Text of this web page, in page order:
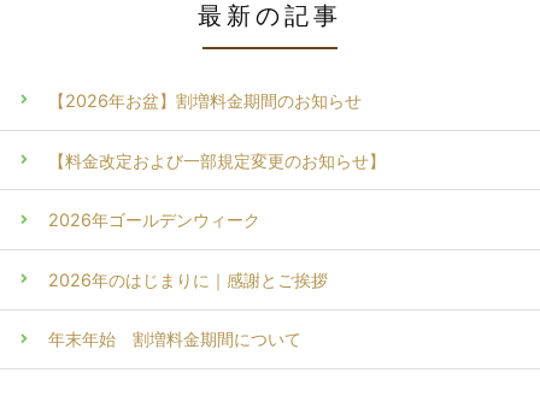
最新の記事
【2026年お盆】割増料金期間のお知らせ
【料金改定および一部規定変更のお知らせ】
2026年ゴールデンウィーク
2026年のはじまりに｜感謝とご挨拶
年末年始 割増料金期間について